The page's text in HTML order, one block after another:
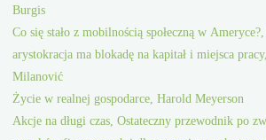
Burgis
Co się stało z mobilnością społeczną w
arystokracja ma blokadę na kapitał i miejsca
Milanović
Życie w realnej gospodarce, Harold Meyerson
Akcje na długi czas, Ostateczny przewodnik po